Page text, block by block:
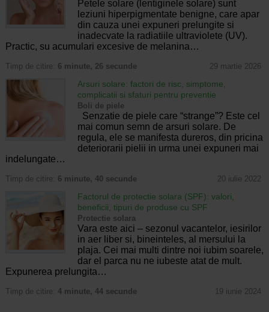
Petele solare (lentiginele solare) sunt
leziuni hiperpigmentate benigne, care apar
din cauza unei expuneri prelungite si
inadecvate la radiatiile ultraviolete (UV).
Practic, su acumulari excesive de melanina…
Timp de citire: 6 minute, 26 secunde 29 martie 2026
Arsuri solare: factori de risc, simptome,
complicatii si sfaturi pentru preventie
Boli de piele
Senzatie de piele care “strange”? Este cel
mai comun semn de arsuri solare. De
regula, ele se manifesta dureros, din pricina
deteriorarii pielii in urma unei expuneri mai
indelungate…
Timp de citire: 6 minute, 40 secunde 20 iulie 2022
Factorul de protectie solara (SPF): valori,
beneficii, tipuri de produse cu SPF
Protectie solara
Vara este aici – sezonul vacantelor, iesirilor
in aer liber si, bineinteles, al mersului la
plaja. Cei mai multi dintre noi iubim soarele,
dar el parca nu ne iubeste atat de mult.
Expunerea prelungita…
Timp de citire: 4 minute, 44 secunde 19 iunie 2024